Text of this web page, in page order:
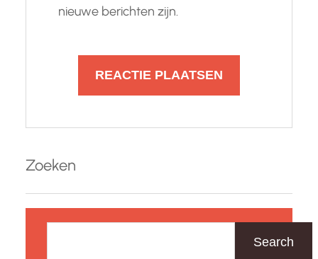
nieuwe berichten zijn.
Zoeken
Search